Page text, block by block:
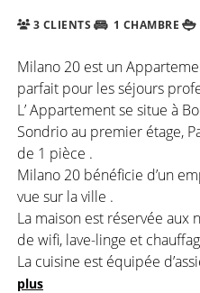
3 CLIENTS 1 CHAMBRE
Milano 20 est un
parfait pour les séjours
L’ Appartement se situe à
Sondrio au premier étage,
de 1 pièce .
Milano 20 bénéficie d’un
vue sur la ville .
La maison est réservée
de wifi, lave-linge et
La cuisine est équipée
plus